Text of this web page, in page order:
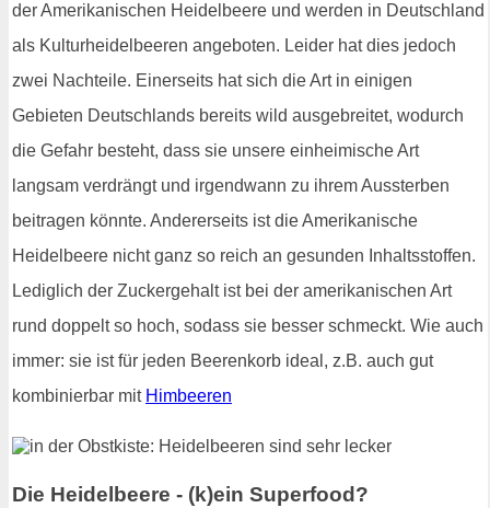
der Amerikanischen Heidelbeere und werden in Deutschland
als Kulturheidelbeeren angeboten. Leider hat dies jedoch
zwei Nachteile. Einerseits hat sich die Art in einigen
Gebieten Deutschlands bereits wild ausgebreitet, wodurch
die Gefahr besteht, dass sie unsere einheimische Art
langsam verdrängt und irgendwann zu ihrem Aussterben
beitragen könnte. Andererseits ist die Amerikanische
Heidelbeere nicht ganz so reich an gesunden Inhaltsstoffen.
Lediglich der Zuckergehalt ist bei der amerikanischen Art
rund doppelt so hoch, sodass sie besser schmeckt. Wie auch
immer: sie ist für jeden Beerenkorb ideal, z.B. auch gut
kombinierbar mit Himbeeren
Die Heidelbeere - (k)ein Superfood?